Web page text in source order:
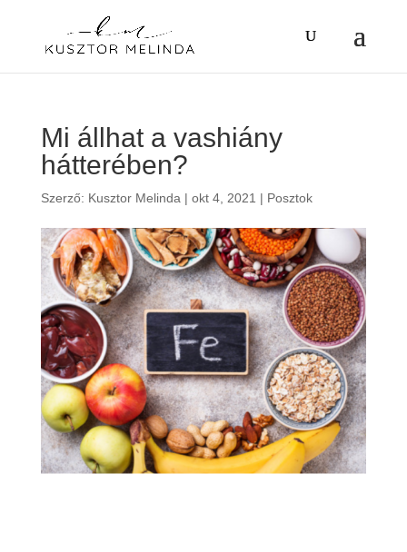
Mi állhat a vashiány
hátterében?
Szerző: Kusztor Melinda | okt 4, 2021 | Posztok